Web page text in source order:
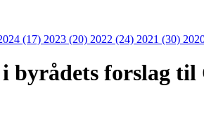
(17) 2023 (20) 2022 (24) 2021 (30)
byrådets forslag til